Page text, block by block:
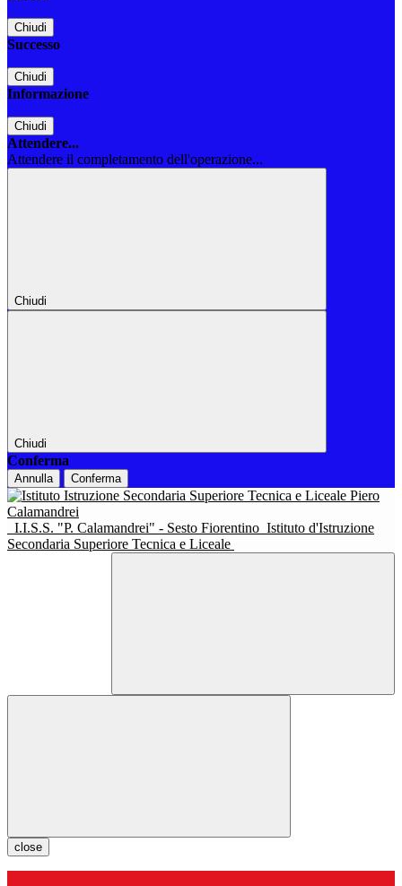
Chiudi
Successo
Chiudi
Informazione
Chiudi
Attendere...
Attendere il completamento dell'operazione...
Chiudi
Chiudi
Conferma
Annulla Conferma
I.I.S.S. "P. Calamandrei" - Sesto Fiorentino Istituto d'Istruzione
Secondaria Superiore Tecnica e Liceale
close